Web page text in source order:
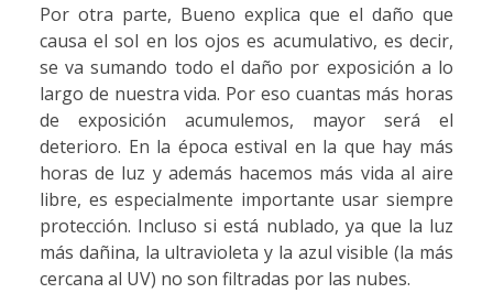
Por otra parte, Bueno explica que el daño que
causa el sol en los ojos es acumulativo, es decir,
se va sumando todo el daño por exposición a lo
largo de nuestra vida. Por eso cuantas más horas
de exposición acumulemos, mayor será el
deterioro. En la época estival en la que hay más
horas de luz y además hacemos más vida al aire
libre, es especialmente importante usar siempre
protección. Incluso si está nublado, ya que la luz
más dañina, la ultravioleta y la azul visible (la más
cercana al UV) no son filtradas por las nubes.